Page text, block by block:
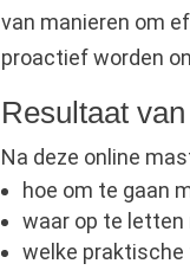
van manieren om
proactief worden
Resultaat
Na deze online
hoe om te gaan
waar op te
welke praktische